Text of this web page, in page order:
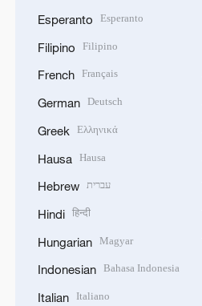
Esperanto Esperanto
Filipino Filipino
French Français
German Deutsch
Greek Ελληνικά
Hausa Hausa
Hebrew עברית
Hindi हिन्दी
Hungarian Magyar
Indonesian Bahasa Indonesia
Italian Italiano